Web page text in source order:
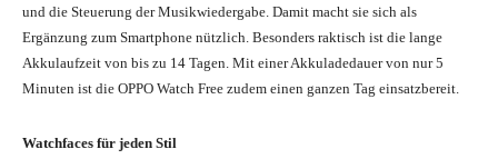
und die Steuerung der Musikwiedergabe. Damit macht sie sich als
Ergänzung zum Smartphone nützlich. Besonders raktisch ist die lange
Akkulaufzeit von bis zu 14 Tagen. Mit einer Akkuladedauer von nur 5
Minuten ist die OPPO Watch Free zudem einen ganzen Tag einsatzbereit.
Watchfaces für jeden Stil